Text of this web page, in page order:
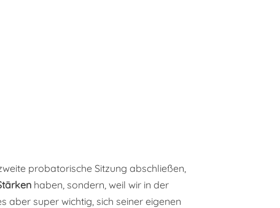
probatorische Sitzung abschließen,
haben, sondern, weil wir in der
aber super wichtig, sich seiner eigenen